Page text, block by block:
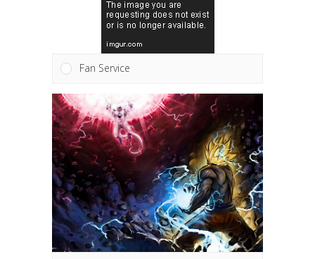
Fan Service